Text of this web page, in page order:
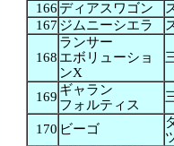
166 ディアスワゴン
167 ジムニーシエラ
168
ランサー
エボリューショ
ンX
169 ギャラン
フォルティス
170 ビーゴ